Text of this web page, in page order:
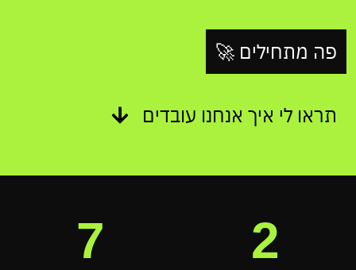
פה מתחילים 🚀
תראו לי איך אנחנו עובדים
2
7